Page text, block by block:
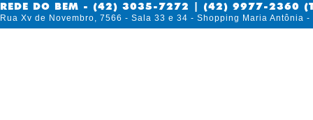
REDE DO BEM - (42) 3035-7272 | (42) 9977-2360
Rua Xv de Novembro, 7566 - Sala 33 e 34 - Shopping Maria Antônia -